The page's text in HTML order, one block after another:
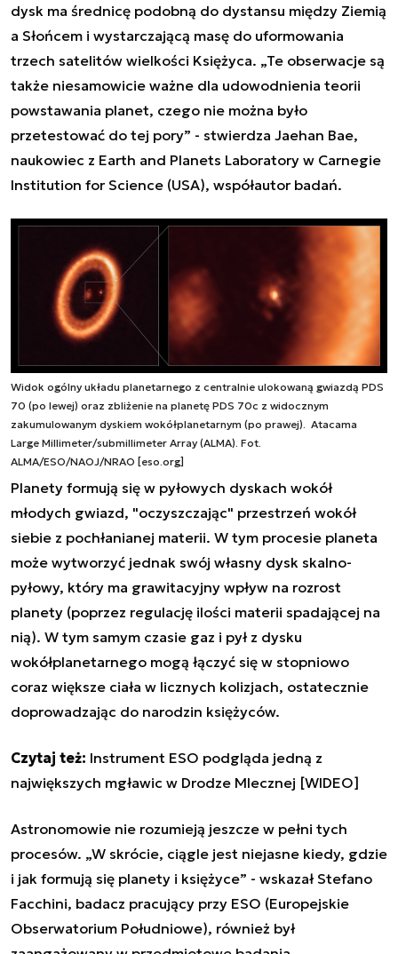
dysk ma średnicę podobną do dystansu między Ziemią
a Słońcem i wystarczającą masę do uformowania
trzech satelitów wielkości Księżyca. „Te obserwacje są
także niesamowicie ważne dla udowodnienia teorii
powstawania planet, czego nie można było
przetestować do tej pory” - stwierdza Jaehan Bae,
naukowiec z Earth and Planets Laboratory w Carnegie
Institution for Science (USA), współautor badań.
Widok ogólny układu planetarnego z centralnie ulokowaną gwiazdą PDS
70 (po lewej) oraz zbliżenie na planetę PDS 70c z widocznym
zakumulowanym dyskiem wokółplanetarnym (po prawej). Atacama
Large Millimeter/submillimeter Array (ALMA). Fot.
ALMA/ESO/NAOJ/NRAO [eso.org]
Planety formują się w pyłowych dyskach wokół
młodych gwiazd, "oczyszczając" przestrzeń wokół
siebie z pochłanianej materii. W tym procesie planeta
może wytworzyć jednak swój własny dysk skalno-
pyłowy, który ma grawitacyjny wpływ na rozrost
planety (poprzez regulację ilości materii spadającej na
nią). W tym samym czasie gaz i pył z dysku
wokółplanetarnego mogą łączyć się w stopniowo
coraz większe ciała w licznych kolizjach, ostatecznie
doprowadzając do narodzin księżyców.
Czytaj też: Instrument ESO podgląda jedną z
największych mgławic w Drodze Mlecznej [WIDEO]
Astronomowie nie rozumieją jeszcze w pełni tych
procesów. „W skrócie, ciągle jest niejasne kiedy, gdzie
i jak formują się planety i księżyce” - wskazał Stefano
Facchini, badacz pracujący przy ESO (Europejskie
Obserwatorium Południowe), również był